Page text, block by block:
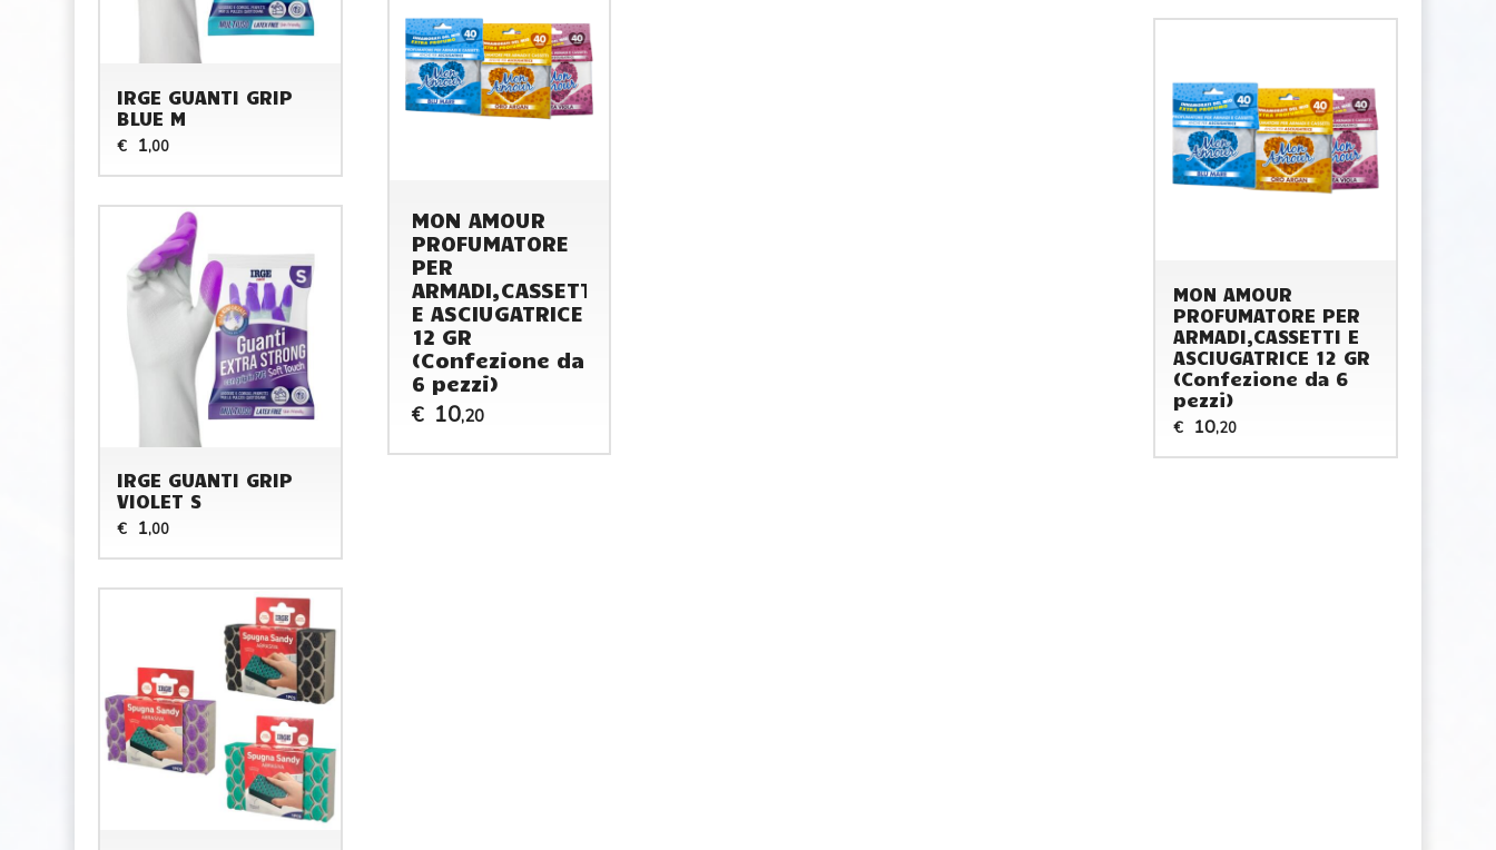
MON AMOUR
PROFUMATORE
PER
ARMADI,CASSETTI
E ASCIUGATRICE
12 GR
(Confezione da
6 pezzi)
€ 10,20
IRGE GUANTI GRIP
BLUE M
€ 1,00
IRGE GUANTI GRIP
VIOLET S
€ 1,00
MON AMOUR
PROFUMATORE PER
ARMADI,CASSETTI E
ASCIUGATRICE 12 GR
(Confezione da 6
pezzi)
€ 10,20